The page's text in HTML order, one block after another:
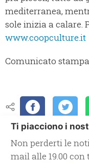
mediterranea,
sole inizia a calare.
www.coopculture.it
Comunicato stampa
Ti piacciono i
Non perderti le
mail alle 19.00